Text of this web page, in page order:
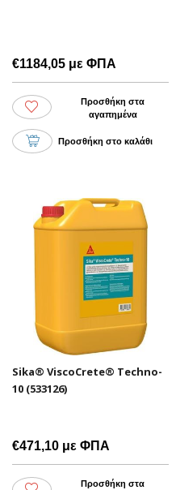
€1184,05 με ΦΠΑ
Προσθήκη στα
αγαπημένα
Προσθήκη στο καλάθι
Sika® ViscoCrete® Techno-
10 (533126)
€471,10 με ΦΠΑ
Προσθήκη στα